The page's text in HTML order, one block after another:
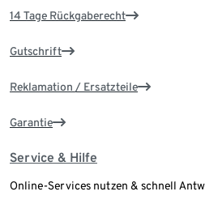
14 Tage Rückgaberecht
Gutschrift
Reklamation / Ersatzteile
Garantie
Service & Hilfe
Online-Services nutzen & schnell